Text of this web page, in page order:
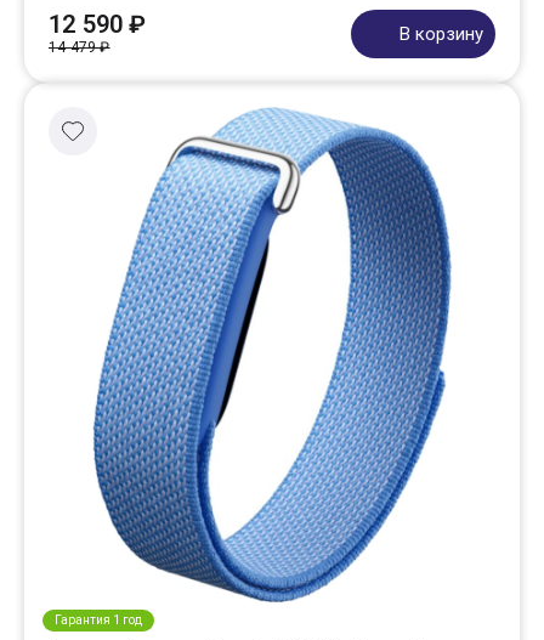
12 590 ₽
14 479 ₽
В корзину
Гарантия 1 год